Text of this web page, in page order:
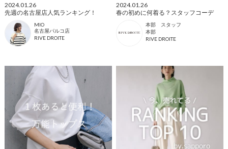
2024.01.26
先週の名古屋店人気ランキング！
MIO
名古屋パルコ店
RIVE DROITE
2024.01.26
春の初めに何着る？スタッフコーデ
本部 スタッフ
本部
RIVE DROITE